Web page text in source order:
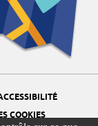
COOKIES